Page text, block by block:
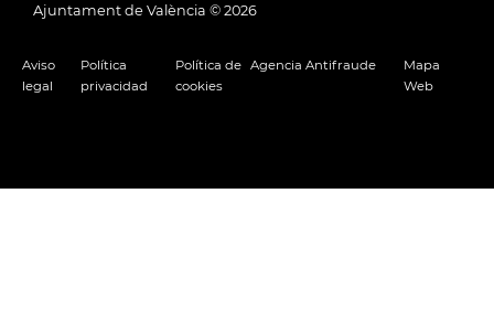
Ajuntament de València © 2026
Aviso
legal
Política
privacidad
Política de
cookies
Agencia Antifraude
Mapa
Web